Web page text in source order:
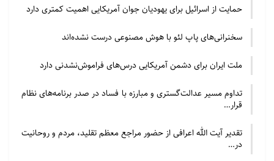
حمایت از اسرائیل برای یهودیان جوان آمریکایی اهمیت کمتری دارد
سخنرانی‌های پاپ لئو با هوش مصنوعی درست نشده‌اند
ملت ایران برای دشمن آمریکایی درس‌های فراموش‌نشدنی دارد
تداوم مسیر عدالت‌گستری و مبارزه با فساد در صدر برنامه‌های نظام
قرار…
تقدیر آیت الله اعرافی از حضور مراجع معظم تقلید، مردم و روحانیت
در…